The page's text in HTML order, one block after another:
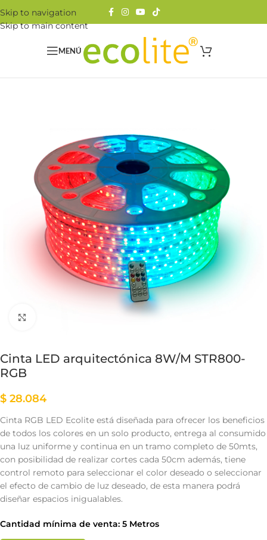
Skip to navigation
Skip to main content
MENÚ
Cinta LED arquitectónica 8W/M STR800-
RGB
$ 28.084
Cinta RGB LED Ecolite está diseñada para ofrecer los beneficios
de todos los colores en un solo producto, entrega al consumido
una luz uniforme y continua en un tramo completo de 50mts,
con posibilidad de realizar cortes cada 50cm además, tiene
control remoto para seleccionar el color deseado o seleccionar
el efecto de cambio de luz deseado, de esta manera podrá
diseñar espacios inigualables.
Cantidad mínima de venta: 5 Metros